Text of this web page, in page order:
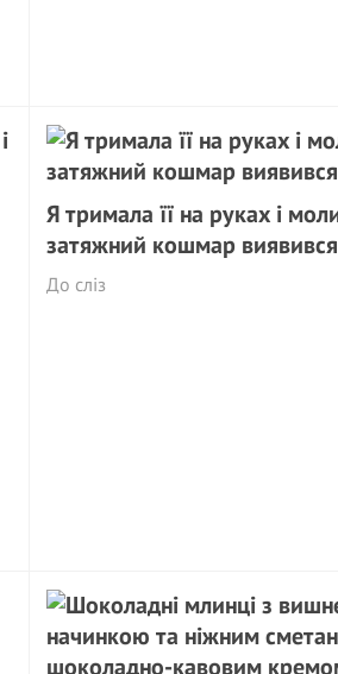
Я тримала її на руках і
затяжний кошмар
До сліз